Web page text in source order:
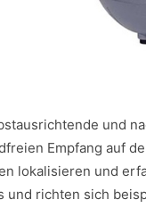
und
Empfang auf
lokalisieren und
und richten sich